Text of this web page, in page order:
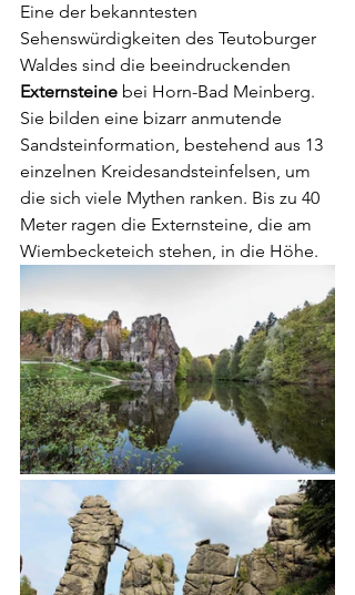
Eine der bekanntesten
Sehenswürdigkeiten des Teutoburger
Waldes sind die beeindruckenden
Externsteine bei Horn-Bad Meinberg.
Sie bilden eine bizarr anmutende
Sandsteinformation, bestehend aus 13
einzelnen Kreidesandsteinfelsen, um
die sich viele Mythen ranken. Bis zu 40
Meter ragen die Externsteine, die am
Wiembecketeich stehen, in die Höhe.